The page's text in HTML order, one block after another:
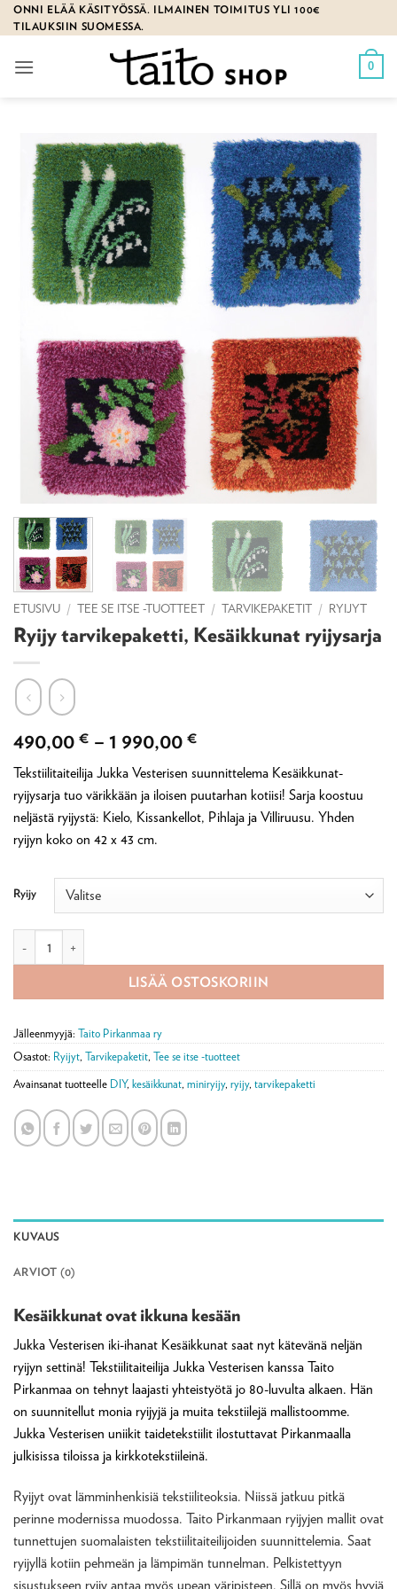
Skip
to
ONNI ELÄÄ KÄSITYÖSSÄ. ILMAINEN TOIMITUS YLI 100€
TILAUKSIIN SUOMESSA.
0
ETUSIVU / TEE SE ITSE -TUOTTEET / TARVIKEPAKETIT / RYIJYT
Ryijy tarvikepaketti, Kesäikkunat ryijysarja
490,00 € – 1 990,00 €
490,00 €
-
1
990,00 €
Tekstiilitaiteilija Jukka Vesterisen suunnittelema Kesäikkunat-
ryijysarja tuo värikkään ja iloisen puutarhan kotiisi! Sarja koostuu
neljästä ryijystä: Kielo, Kissankellot, Pihlaja ja Villiruusu. Yhden
ryijyn koko on 42 x 43 cm.
Ryijy
LISÄÄ OSTOSKORIIN
Jälleenmyyjä: Taito Pirkanmaa ry
Osastot: Ryijyt, Tarvikepaketit, Tee se itse -tuotteet
Avainsanat tuotteelle DIY, kesäikkunat, miniryijy, ryijy, tarvikepaketti
KUVAUS
ARVIOT (0)
Kesäikkunat ovat ikkuna kesään
Jukka Vesterisen iki-ihanat Kesäikkunat saat nyt kätevänä neljän
ryijyn settinä! Tekstiilitaiteilija Jukka Vesterisen kanssa Taito
Pirkanmaa on tehnyt laajasti yhteistyötä jo 80-luvulta alkaen. Hän
on suunnitellut monia ryijyjä ja muita tekstiilejä mallistoomme.
Jukka Vesterisen uniikit taidetekstiilit ilostuttavat Pirkanmaalla
julkisissa tiloissa ja kirkkotekstiileinä.
Ryijyt ovat lämminhenkisiä tekstiiliteoksia. Niissä jatkuu pitkä
perinne modernissa muodossa. Taito Pirkanmaan ryijyjen mallit ovat
tunnettujen suomalaisten tekstiilitaiteilijoiden suunnittelemia. Saat
ryijyllä kotiin pehmeän ja lämpimän tunnelman. Pelkistettyyn
sisustukseen ryijy antaa myös upean väripisteen. Sillä on myös hyviä